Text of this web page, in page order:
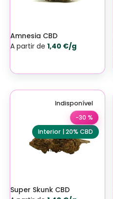
Amnesia CBD
A partir de 1,40 €/g
Interior | 20% CBD
-30 %
Indisponível
Super Skunk CBD